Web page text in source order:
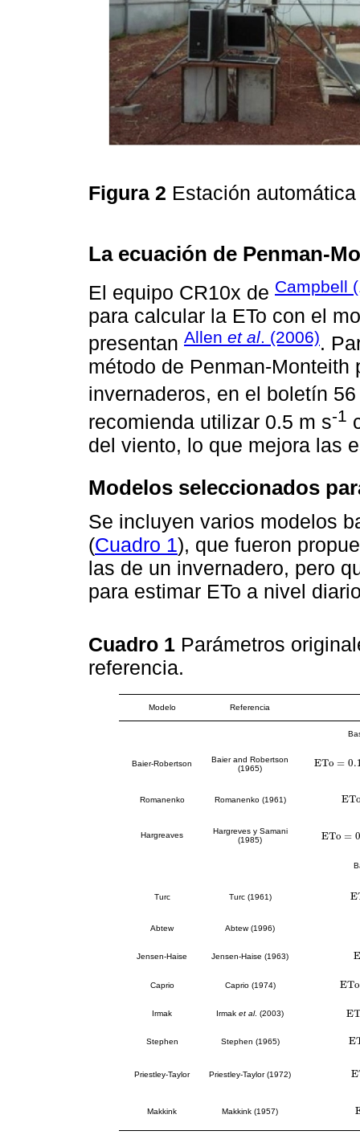
Figura 2 Estación
La ecuación de Penman-
El equipo CR10x de Campbell
para calcular la ETo con el
presentan Allen et al. (2006).
método de Penman-
invernaderos, en el boletín
recomienda utilizar 0.5 m s-1
del viento, lo que mejora las
Modelos seleccionados
Se incluyen varios modelos
(Cuadro 1), que fueron
las de un invernadero, pero
para estimar ETo a nivel
Cuadro 1 Parámetros
referencia.
Modelo Referencia
Baier-Robertson
Baier and Robertson
(1965)
ETo =
ETo= 0.157*
Romanenko Romanenko (1961) ET
ETo
Hargreaves
Hargreves y Samani
(1985)
ETo =
ETo=
Turc Turc (1961) E
E
Abtew Abtew (1996)
Jensen-Haise Jensen-Haise (1963) E
Caprio Caprio (1974) ETo
ETo=
Irmak Irmak et al. (2003) ET
ET
Stephen Stephen (1965) E
ET
Priestley-Taylor Priestley-Taylor (1972) E
E
Makkink Makkink (1957)